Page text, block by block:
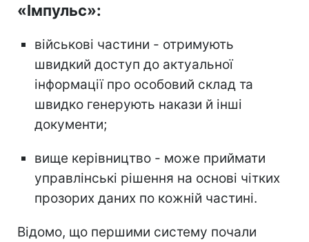
«Імпульс»:
військові частини - отримують
швидкий доступ до актуальної
інформації про особовий склад та
швидко генерують накази й інші
документи;
вище керівництво - може приймати
управлінські рішення на основі чітких
прозорих даних по кожній частині.
Відомо, що першими систему почали